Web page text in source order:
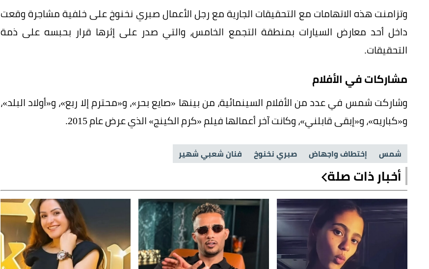
وتزامنت هذه الاتهامات مع التحقيقات الجارية مع رجل الأعمال صبري نخنوخ على خلفية مشاجرة وقعت
داخل أحد معارض السيارات بمنطقة التجمع الخامس، والتي صدر على إثرها قرار بحبسه على ذمة
التحقيقات.
مشاركات في الأفلام
وشاركت شمس في عدد من الأفلام السينمائية، من بينها «صايع بحر»، و«محترم إلا ربع»، و«أولاد البلد»،
و«كباريه»، و«إبقى قابلني»، وكانت آخر أعمالها فيلم «كرم الكينج» الذي عرض عام 2015.
شمس إختطاف واجهاض صبري نخنوخ فنان شعبي شهير
أخبار ذات صلة